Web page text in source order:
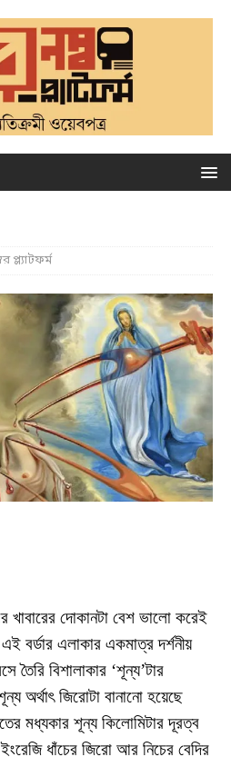
প্ল্যাটফর্ম
দোকানটা বেশ ভালো করেই
বর্ডার এলাকার একমাত্র দর্শনীয়
তৈরি বিশালাকার ‘শূন্য’টার
অর্থাৎ জিরোটা বানানো হয়েছে
মধ্যকার শূন্য কিলোমিটার দূরত্ব
ধাঁচের জিরো আর নিচের বেদির